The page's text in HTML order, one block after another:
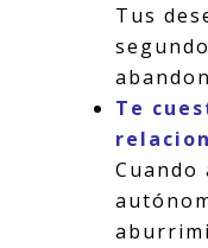
Tus
Te
Cuando